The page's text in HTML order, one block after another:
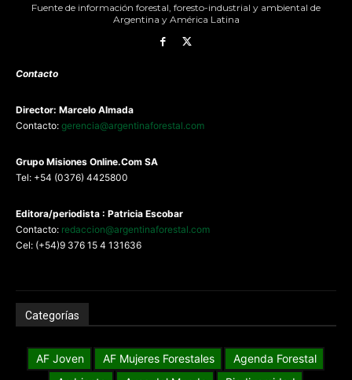
Fuente de información forestal, foresto-industrial y ambiental de
Argentina y América Latina
Contacto
Director: Marcelo Almada
Contacto: gerencia@argentinaforestal.com
Grupo Misiones Online.Com SA
Tel: +54 (0376) 4425800
Editora/periodista : Patricia Escobar
Contacto: redaccion@argentinaforestal.com
Cel: (+54)9 376 15 4 131636
Categorías
AF Joven AF Mujeres Forestales
Agenda Forestal